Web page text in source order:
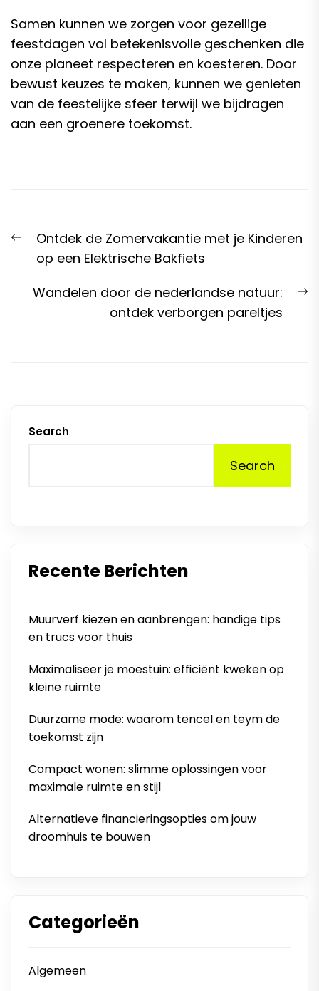
Samen kunnen we zorgen voor gezellige
feestdagen vol betekenisvolle geschenken die
onze planeet respecteren en koesteren. Door
bewust keuzes te maken, kunnen we genieten
van de feestelijke sfeer terwijl we bijdragen
aan een groenere toekomst.
navigation
Previous
post:
Ontdek de Zomervakantie met je Kinderen
op een Elektrische Bakfiets
Wandelen door de nederlandse natuur:
ontdek verborgen pareltjes
Search
Search
Recente Berichten
Muurverf kiezen en aanbrengen: handige tips
en trucs voor thuis
Maximaliseer je moestuin: efficiënt kweken op
kleine ruimte
Duurzame mode: waarom tencel en teym de
toekomst zijn
Compact wonen: slimme oplossingen voor
maximale ruimte en stijl
Alternatieve financieringsopties om jouw
droomhuis te bouwen
Categorieën
Algemeen